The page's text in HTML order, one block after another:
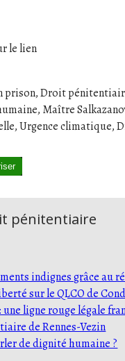
le lien
prison, Droit
Maître
Urgence climatique,
pénitentiaire
indignes grâce au
sur le QLCO de
ligne rouge légale
de Rennes-Vezin
de dignité humaine ?